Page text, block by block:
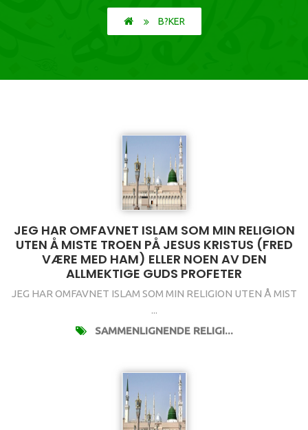
B?KER
JEG HAR OMFAVNET ISLAM SOM MIN RELIGION
UTEN Å MISTE TROEN PÅ JESUS KRISTUS (FRED
VÆRE MED HAM) ELLER NOEN AV DEN
ALLMEKTIGE GUDS PROFETER
JEG HAR OMFAVNET ISLAM SOM MIN RELIGION UTEN Å MIST
...
SAMMENLIGNENDE RELIGI...